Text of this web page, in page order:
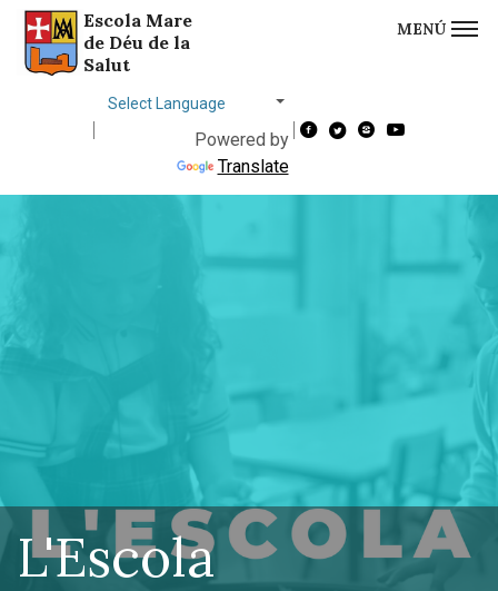
Saltar al contingut
Saltar a la navegació
Informació de contacte MENÚ
Escola Mare
de Déu de la
Salut
language
Powered by
Translate
L'Escola